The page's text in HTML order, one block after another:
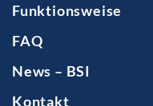
Funktionsweise
FAQ
News – BSI
Kontakt